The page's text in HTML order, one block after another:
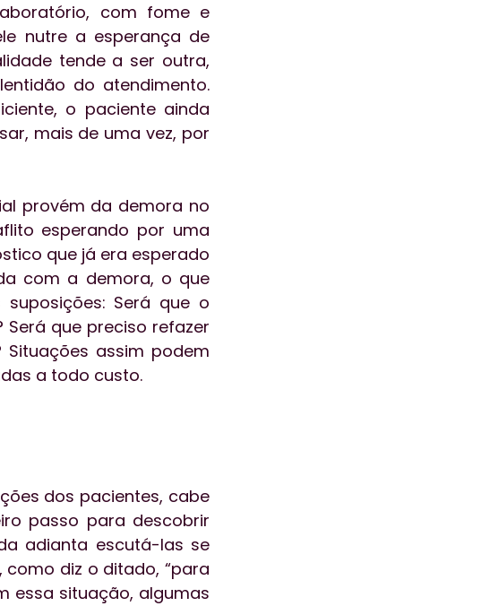
com fome e
nutre a esperança de
tende a ser outra,
do atendimento.
o paciente ainda
mais de uma vez, por
provém da demora no
esperando por uma
que já era esperado
com a demora, o que
Será que o
que preciso refazer
assim podem
a todo custo.
dos pacientes, cabe
passo para descobrir
adianta escutá-las se
diz o ditado, “para
essa situação, algumas